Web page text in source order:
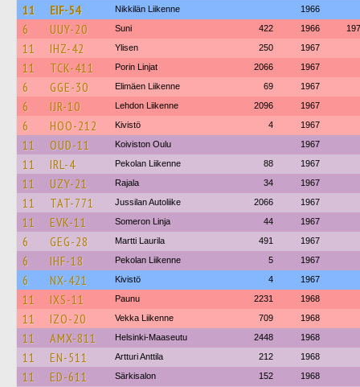
11 EIF-54 Nikkilän Liikenne 1966
6 UUY-20 Suni 422 1966
11 IHZ-42 Ylisen 250 1967
11 TCK-411 Porin Linjat 2066 1967
6 GGE-30 Elimäen Liikenne 69 1967
6 IJR-10 Lehdon Liikenne 2096 1967
6 HOO-212 Kivistö 4 1967
11 OUD-11 Koiviston Oulu 1967
11 IRL-4 Pekolan Liikenne 88 1967
11 UZY-21 Rajala 34 1967
11 TAT-771 Jussilan Autoliike 2066 1967
11 EVK-11 Someron Linja 44 1967
6 GEG-28 Martti Laurila 491 1967
6 IHF-18 Pekolan Liikenne 5 1967
6 NX-421 Kivistö 4 1967
11 IXS-11 Paunu 2231 1968
11 IZO-20 Vekka Liikenne 709 1968
11 AMX-811 Helsinki-Maaseutu 2448 1968
11 EN-511 Artturi Anttila 212 1968
11 ED-611 Särkisalon 152 1968